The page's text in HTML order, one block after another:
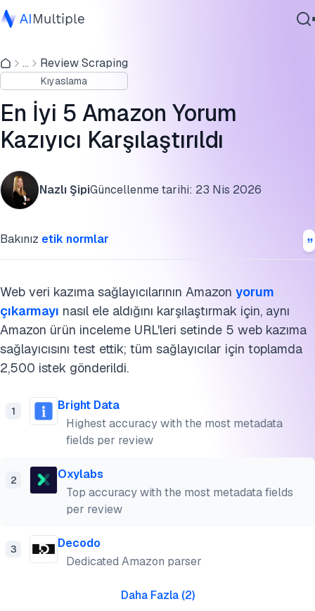
Ajanik Yapay Zeka
Siber güvenlik
Veri
Kurumsal Yazılım
Hizmetler
... Review Scraping
Kıyaslama
En İyi 5 Amazon Yorum
Kazıyıcı Karşılaştırıldı
Nazlı ŞipiGüncellenme tarihi: 23 Nis 2026
Bakınız etik normlar
Web veri kazıma sağlayıcılarının Amazon yorum
çıkarmayı nasıl ele aldığını karşılaştırmak için, aynı
Amazon ürün inceleme URL'leri setinde 5 web kazıma
sağlayıcısını test ettik; tüm sağlayıcılar için toplamda
2,500 istek gönderildi.
1
Bright Data
Highest accuracy with the most metadata
fields per review
2
Oxylabs
Top accuracy with the most metadata fields
per review
3
Decodo
Dedicated Amazon parser
Daha Fazla(2)
Amazon yorumları kazıma kıyaslama sonuçları
Amazon yorumları kıyaslama metodolojisi
SSS'ler